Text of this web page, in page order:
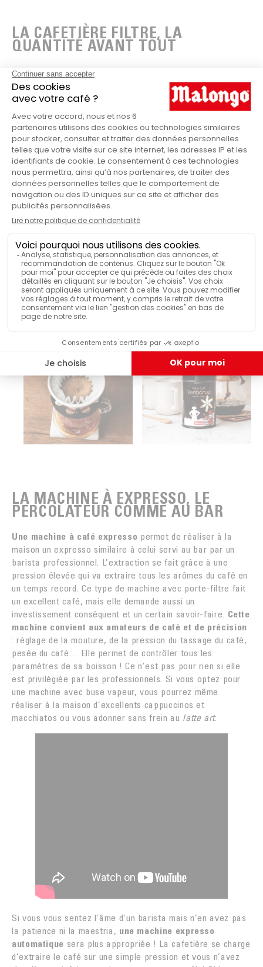
LA CAFETIÈRE FILTRE, LA
QUANTITÉ AVANT TOUT
Avec son pichet large et son filtre généreux,
filtre permet de préparer une grande quantité de café à la
fois pour satisfaire de gros buveurs ou une grande tablée !
Économique et facile à utiliser, c’est la cafetière classique
des foyers français. Elle est parfaite pour ceux qui aiment
boireun café plutôt clair, légèrement acidulé et léger,
et ceux qui achètent du café moulu dans une mouture fine
assez standard.
Les moins pressés opteront pour une cafetière filtre
manuelle comme la Chemexpour contrôler avec minutie
le débit et la quantité d’eau versée sur le café. Une
méthode de dégustation offrant d’autres facettes
arabica ou un café de spécialité. Pour ceux qui ont peu de
temps,la cafetière filtre électriqueest une option
pratique et pour ceux qui veulent leur café dès le réveil, on
trouve des cafetières programmables à l’avance !
LA MACHINE À EXPRESSO, LE
PERCOLATEUR COMME AU BAR
Une machine à café expresso permet de réaliser à la
maison un expresso similaire à celui servi au bar par un
barista professionnel. L’extraction se fait grâce à une
pression élevée qui va extraire tous les arômes du café en
un temps record. Ce type de machine avec porte-filtre fait
un excellent café, mais elle demande aussi un
investissement conséquent et un certain savoir-faire. Cette
machine convient aux amateurs de café et de précision
: réglage de la mouture, de la pression du tassage du café,
pesée du café… Elle permet de contrôler tous les
paramètres de sa boisson ! Ce n’est pas pour rien si elle
est privilégiée par les professionnels. Si vous optez pour
une machine avec buse vapeur, vous pourrez même
réaliser à la maison d’excellents cappuccinos et
macchiatos ou vous adonner sans frein au latte art.
Si vous vous sentez l’âme d’un barista mais n’en avez pas
la patience ni la maestria, une machine expresso
automatique sera plus appropriée ! La cafetière se charge
d’extraire le café sur une simple pression et vous n’avez